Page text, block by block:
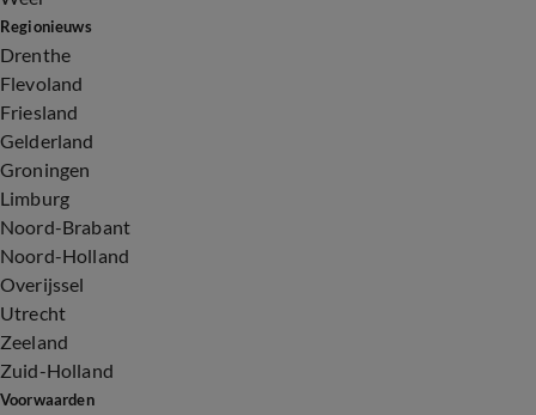
Regionieuws
Drenthe
Flevoland
Friesland
Gelderland
Groningen
Limburg
Noord-Brabant
Noord-Holland
Overijssel
Utrecht
Zeeland
Zuid-Holland
Voorwaarden